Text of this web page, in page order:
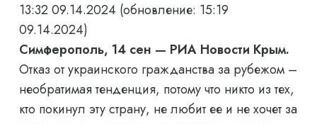
13:32 09.14.2024 (обновление: 15:19
09.14.2024)
Симферополь, 14 сен — РИА Новости Крым.
Отказ от украинского гражданства за рубежом –
необратимая тенденция, потому что никто из тех,
кто покинул эту страну, не любит ее и не хочет за